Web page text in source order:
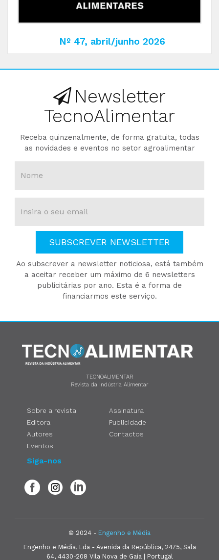
Nº 47, abril/junho 2026
Newsletter
TecnoAlimentar
Receba quinzenalmente, de forma gratuita, todas
as novidades e eventos no setor agroalimentar
SUBSCREVER NEWSLETTER
Ao subscrever a newsletter noticiosa, está também
a aceitar receber um máximo de 6 newsletters
publicitárias por ano. Esta é a forma de
financiarmos este serviço.
TECNOALIMENTAR
Revista da Indústria Alimentar
Sobre a revista
Editora
Autores
Eventos
Assinatura
Publicidade
Contactos
Siga-nos
© 2024 - Engenho e Média
Engenho e Média, Lda - Avenida da República, 2475, Sala
64, 4430-208 Vila Nova de Gaia | Portugal